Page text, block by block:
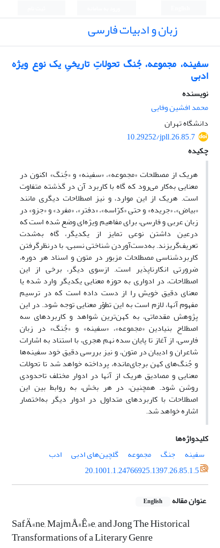
زبان و ادبیات فارسی
سفینه، مجموعه، جُنگ تحولاتِ تاریخیِ یک نوع ویژه
ادبی
نویسنده
محمد افشین وفایی
دانشگاه تهران
10.29252/jpll.26.85.7
چکیده
هریک از مصطلحات «مجموعه»، «سفینه» و «جُنگ» اکنون در
معنایی به‌کار می‌رود که گاه با کاربرد آن در گذشته متفاوت
است. هریک از این موارد، و نیز اصطلاحات دیگری مانند
«بیاض»، «جریده» و حتی «کرّاسه»، «دفتر»، «مفرد» و «جزو» در
زبان عربی و فارسی، برای مفاهیم ویژه‌ای وضع شده است که
درعین داشتن نوعی تمایز از یکدیگر، گاه به‌شدت
تعریف‌گریزند. به‌دست‌آوردن شناختی نسبی، با درنظرگرفتن
کاربردشناسی مصطلحات مزبور در متون و اسناد هر دوره،
ضرورتی انکارناپذیر است. ازسوی ‌دیگر، برخی از این
اصطلاحات، در ادواری به حوزه معنایی یکدیگر وارد شده یا
معنای دقیق خویش را از دست داده است که در ترسیم
مفهوم آنها، لازم است به این تطوّر معنایی توجه شود. در این
پژوهش مقدماتی، به کهن‌ترین شواهد و کاربردهای سه
اصطلاح بنیادین «مجموعه»، «سفینه» و «جُنگ» در زبان
فارسی، از آغاز تا پایان سده نهم هجری، با استناد به اشارات
شاعران و ادیبان در متون، و نیز بررسی دقیق خود سفینه‌ها
و جُنگ‌های کهن برجای‌مانده، پرداخته خواهد شد تا تحولات
معنایی و مصادیق هریک از آنها در ادوار مختلف تاحدودی
روشن شود. همچنین، در هر بخش، به روابط بین این
اصطلاحات با کاربردهای متداول در ادوار دیگر به‌اختصار
اشاره خواهد شد.
کلیدواژه‌ها
سفینه
جنگ مجموعه گلچین‌های ادبی
ادب
20.1001.1.24766925.1397.26.85.1.5
عنوان مقاله English
SafÄ«ne, MajmÅ«Ê»e, and Jong The Historical
Transformations of a Literary Genre